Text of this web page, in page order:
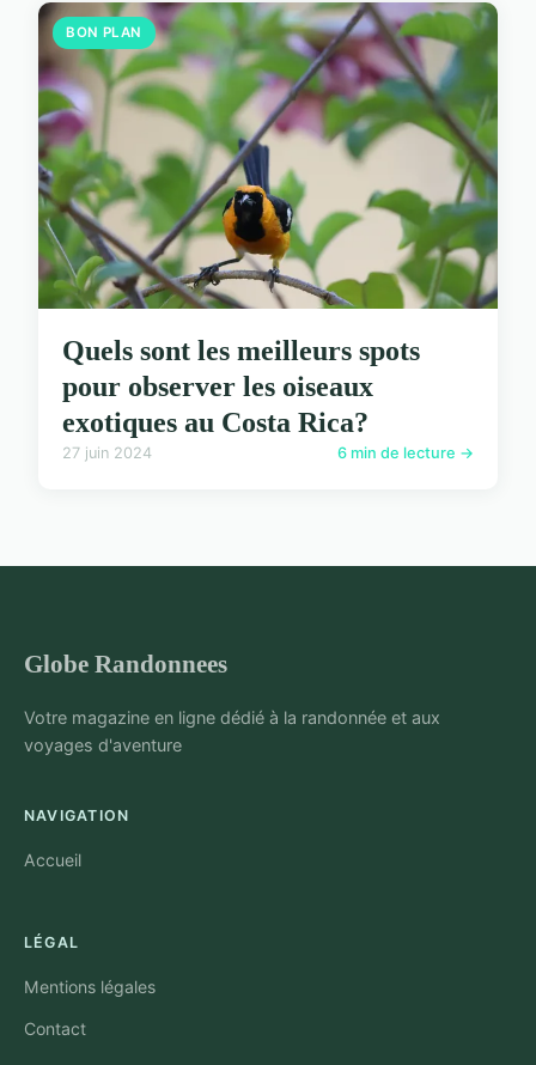
BON PLAN
Quels sont les meilleurs spots
pour observer les oiseaux
exotiques au Costa Rica?
27 juin 2024 6 min de lecture →
Globe Randonnees
Votre magazine en ligne dédié à la randonnée et aux
voyages d'aventure
NAVIGATION
Accueil
LÉGAL
Mentions légales
Contact